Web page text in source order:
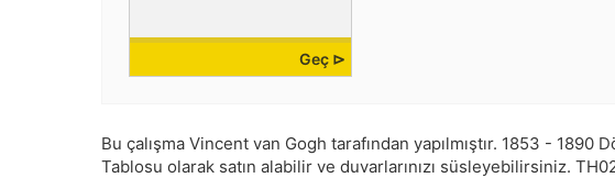
Geç ⊳
Bu çalışma Vincent van Gogh tarafından yapılmıştır. 1853 - 1890
Tablosu olarak satın alabilir ve duvarlarınızı süsleyebilirsiniz.